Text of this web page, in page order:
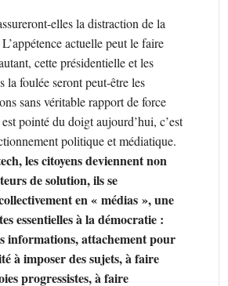
elles la distraction de la
actuelle peut le faire
cette présidentielle et les
la foulée seront peut-être les
sans véritable rapport de force
pointé du doigt aujourd’hui, c’est
politique et médiatique.
les citoyens deviennent non
de solution, ils se
en « médias », une
essentielles à la démocratie :
informations, attachement pour
à imposer des sujets, à faire
progressistes, à faire